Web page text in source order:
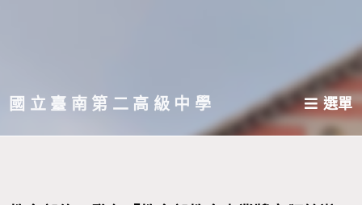
主國立臺南第二高級中學 選單